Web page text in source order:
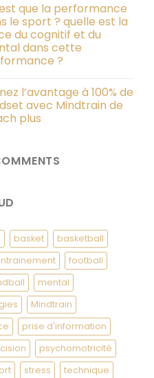
que la performance
le sport ? quelle est la
du cognitif et du
dans cette
?
l’avantage à 100% de
avec Mindtrain de
plus
basket
basketball
football
mental
Mindtrain
prise d'information
psychomotricité
stress
technique